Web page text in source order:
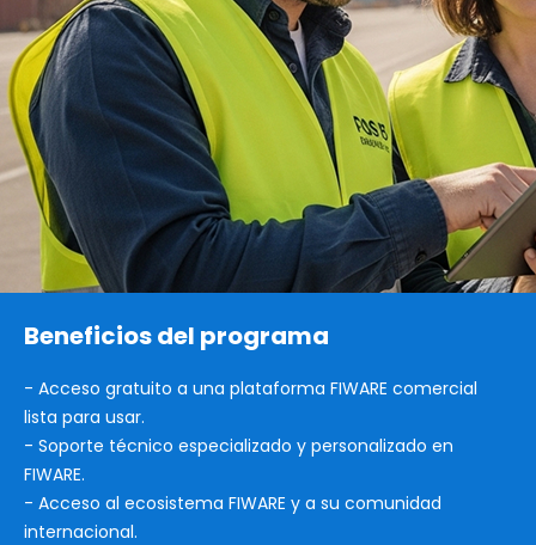
Beneficios del programa
- Acceso gratuito a una plataforma FIWARE comercial
lista para usar.
- Soporte técnico especializado y personalizado en
FIWARE.
- Acceso al ecosistema FIWARE y a su comunidad
internacional.